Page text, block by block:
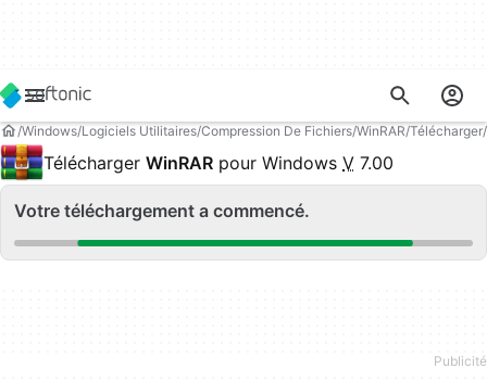
Windows Logiciels Utilitaires Compression De Fichiers WinRAR Télécharger
Télécharger WinRAR pour Windows V 7.00
Votre téléchargement a commencé.